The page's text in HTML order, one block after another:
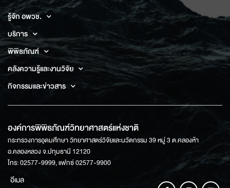
รู้จัก อพวช.
บริการ
พิพิธภัณฑ์
คลังความรู้และงานวิจัย
กิจกรรมและข่าวสาร
องค์การพิพิธภัณฑ์วิทยาศาสตร์แห่งชาติ
กระทรวงการอุดมศึกษา วิทยาศาสตร์วิจัยและนวัตกรรม 39 หมู่ 3 ต.คลองห้า
อ.คลองหลวง จ.ปทุมธานี 12120
โทร: 02577-9999, แฟกซ์ 02577-9900
อีเมล